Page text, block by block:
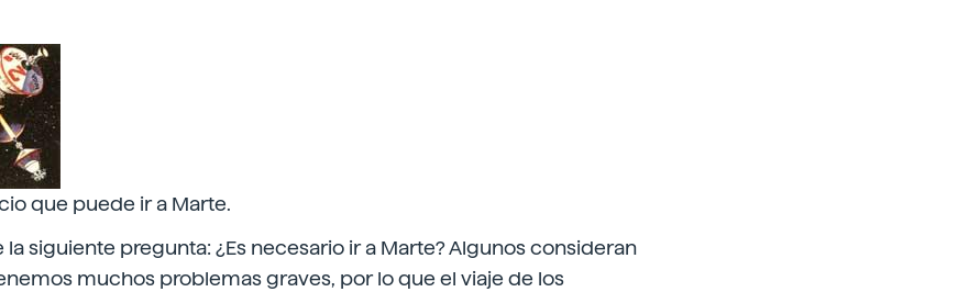
que puede ir a Marte.
la siguiente pregunta: ¿Es necesario ir a Marte? Algunos consideran
muchos problemas graves, por lo que el viaje de los